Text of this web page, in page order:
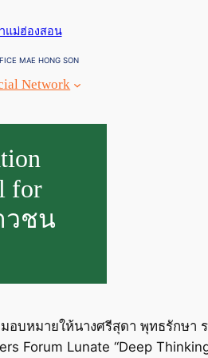
แม่ฮ่องสอน
MAE HONG SON
Network
for
วชน
บหมายให้นางศรีสุดา พุทธรักษา
Forum Lunate “Deep